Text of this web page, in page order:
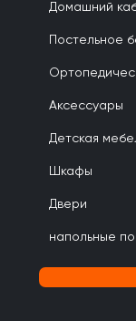
Домашний
Постельное
Аксессуары
Детская
Шкафы
Двери
напольные